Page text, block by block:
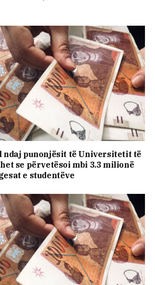
ndaj punonjësit të Universitetit të
se përvetësoi mbi 3.3 milionë
e studentëve